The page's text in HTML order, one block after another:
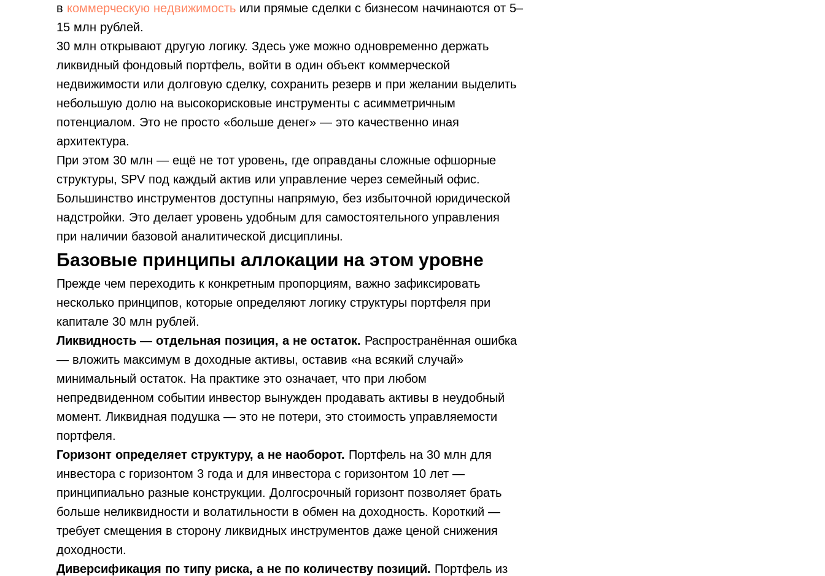
в коммерческую недвижимость или прямые сделки с бизнесом начинаются от 5–
15 млн рублей.
30 млн открывают другую логику. Здесь уже можно одновременно держать
ликвидный фондовый портфель, войти в один объект коммерческой
недвижимости или долговую сделку, сохранить резерв и при желании выделить
небольшую долю на высокорисковые инструменты с асимметричным
потенциалом. Это не просто «больше денег» — это качественно иная
архитектура.
При этом 30 млн — ещё не тот уровень, где оправданы сложные офшорные
структуры, SPV под каждый актив или управление через семейный офис.
Большинство инструментов доступны напрямую, без избыточной юридической
надстройки. Это делает уровень удобным для самостоятельного управления
при наличии базовой аналитической дисциплины.
Базовые принципы аллокации на этом уровне
Прежде чем переходить к конкретным пропорциям, важно зафиксировать
несколько принципов, которые определяют логику структуры портфеля при
капитале 30 млн рублей.
Ликвидность — отдельная позиция, а не остаток. Распространённая ошибка
— вложить максимум в доходные активы, оставив «на всякий случай»
минимальный остаток. На практике это означает, что при любом
непредвиденном событии инвестор вынужден продавать активы в неудобный
момент. Ликвидная подушка — это не потери, это стоимость управляемости
портфеля.
Горизонт определяет структуру, а не наоборот. Портфель на 30 млн для
инвестора с горизонтом 3 года и для инвестора с горизонтом 10 лет —
принципиально разные конструкции. Долгосрочный горизонт позволяет брать
больше неликвидности и волатильности в обмен на доходность. Короткий —
требует смещения в сторону ликвидных инструментов даже ценой снижения
доходности.
Диверсификация по типу риска, а не по количеству позиций. Портфель из